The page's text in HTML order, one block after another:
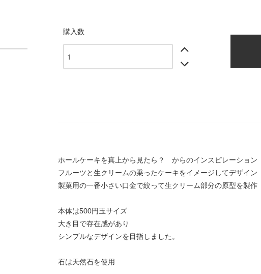
購入数
ホールケーキを真上から見たら？ からのインスピレーション
フルーツと生クリームの乗ったケーキをイメージしてデザイン
製菓用の一番小さい口金で絞って生クリーム部分の原型を製作
本体は500円玉サイズ
大き目で存在感があり
シンプルなデザインを目指しました。
石は天然石を使用